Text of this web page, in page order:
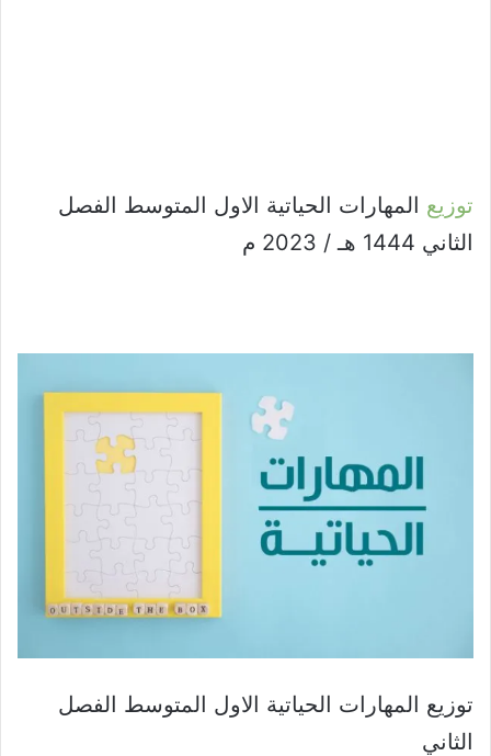
توزيع المهارات الحياتية الاول المتوسط الفصل
الثاني 1444 هـ / 2023 م
توزيع المهارات الحياتية الاول المتوسط الفصل
الثاني